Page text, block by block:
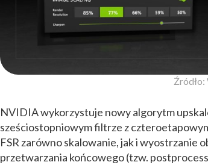
NVIDIA wykorzystuje nowy algorytm
sześciostopniowym filtrze z
FSR zarówno skalowanie, jak i wyostrzanie
przetwarzania końcowego (tzw.